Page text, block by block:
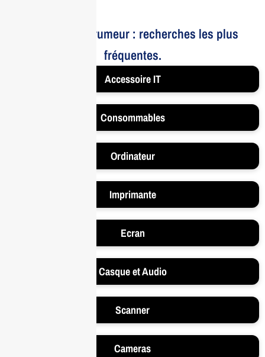
Le bruit et la rumeur : recherches les plus
fréquentes.
Accessoire IT
Consommables
Ordinateur
Imprimante
Ecran
Casque et Audio
Scanner
Cameras